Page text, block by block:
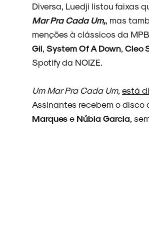
Diversa, Luedji listou faixas
Mar Pra Cada Um, , mas
menções à clássicos da
Gil System Of A Down Cleo
Spotify da NOIZE.
Um Mar Pra Cada Um, está
Assinantes recebem o
Marquese Núbia Garcia ,